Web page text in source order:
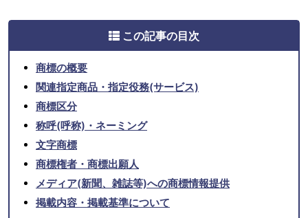
この記事の目次
商標の概要
関連指定商品・指定役務(サービス)
商標区分
称呼(呼称)・ネーミング
文字商標
商標権者・商標出願人
メディア(新聞、雑誌等)への商標情報提供
掲載内容・掲載基準について